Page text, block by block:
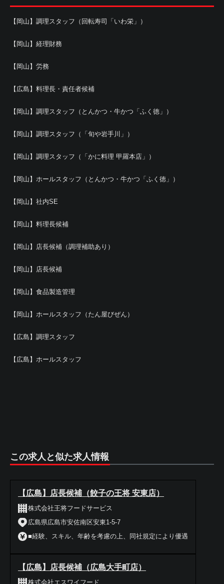
【岡山】調理スタッフ（回転寿司「いわ栄」）
【岡山】経理財務
【岡山】労務
【広島】料理長・責任者候補
【岡山】調理スタッフ（とんかつ・牛かつ「ふく徳」）
【岡山】調理スタッフ（「旬や岩手川」）
【岡山】調理スタッフ（「かに料理 甲羅本店」）
【岡山】ホールスタッフ（とんかつ・牛かつ「ふく徳」）
【岡山】社内SE
【岡山】料理長候補
【岡山】店長候補（調理補助あり）
【岡山】店長候補
【岡山】食品製造管理
【岡山】ホールスタッフ（たん屋びぜん）
【広島】調理スタッフ
【広島】ホールスタッフ
この求人と似た求人情報
【広島】店長候補（餃子の王将 安東店）
株式会社王将フードサービス
広島県広島市安佐南区安東1-5-7
■経験、スキル、年齢を考慮の上、同社規定により優遇
【広島】店長候補（広島大手町店）
株式会社エスワイフード